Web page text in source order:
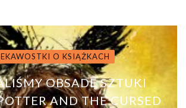
O KSIĄŻKACH
OBSADĘ SZTUKI
AND THE CURSED